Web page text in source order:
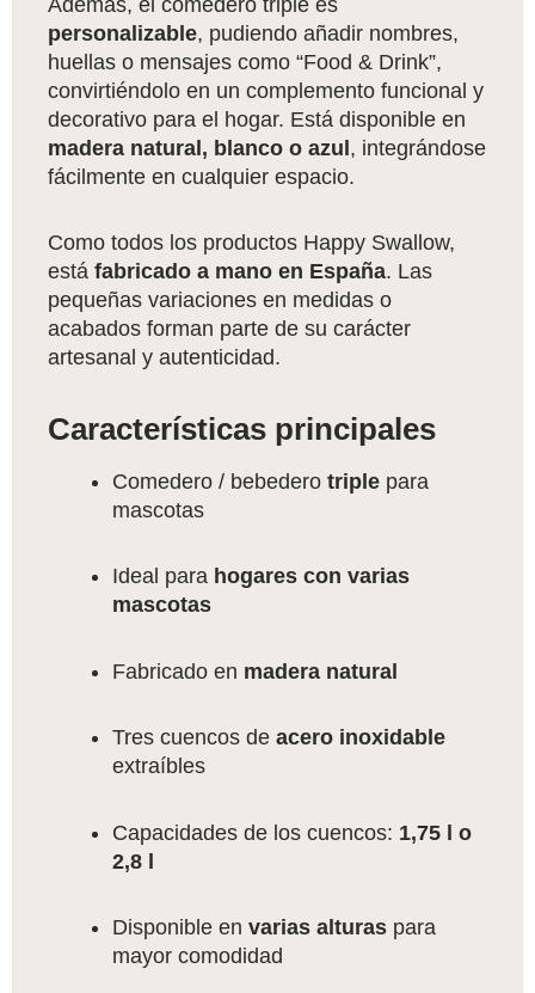
personalizable, pudiendo añadir nombres,
huellas o mensajes como “Food & Drink”,
convirtiéndolo en un complemento funcional y
decorativo para el hogar. Está disponible en
madera natural, blanco o azul, integrándose
fácilmente en cualquier espacio.
Como todos los productos Happy Swallow,
está fabricado a mano en España. Las
pequeñas variaciones en medidas o
acabados forman parte de su carácter
artesanal y autenticidad.
Características principales
Comedero / bebedero triple para
mascotas
Ideal para hogares con varias
mascotas
Fabricado en madera natural
Tres cuencos de acero inoxidable
extraíbles
Capacidades de los cuencos: 1,75 l o
2,8 l
Disponible en varias alturas para
mayor comodidad